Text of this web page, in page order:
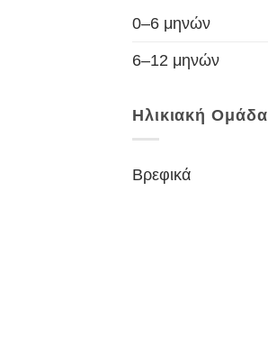
0–6 μηνών
6–12 μηνών
Ηλικιακή Ομάδα
Βρεφικά